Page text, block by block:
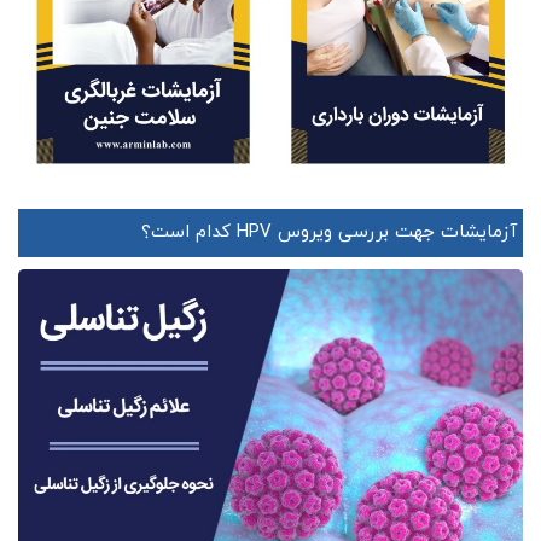
آزمایشات جهت بررسی ویروس HPV کدام است؟